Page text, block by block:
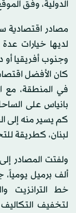
الدولية، وفق
مصادر اقتصادية
لديها خيارات
وجنوب أفريقيا أو
كان الأفضل
في المنطقة، مع
بانياس على
كم يسير منه إلى
لبنان، كطريقة
ألف برميل يومياً،
خط الترانزيت
لتخفيف